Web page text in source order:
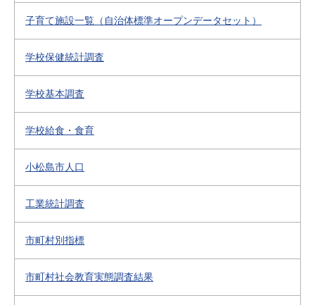
子育て施設一覧（自治体標準オープンデータセット）
学校保健統計調査
学校基本調査
学校給食・食育
小松島市人口
工業統計調査
市町村別指標
市町村社会教育実態調査結果